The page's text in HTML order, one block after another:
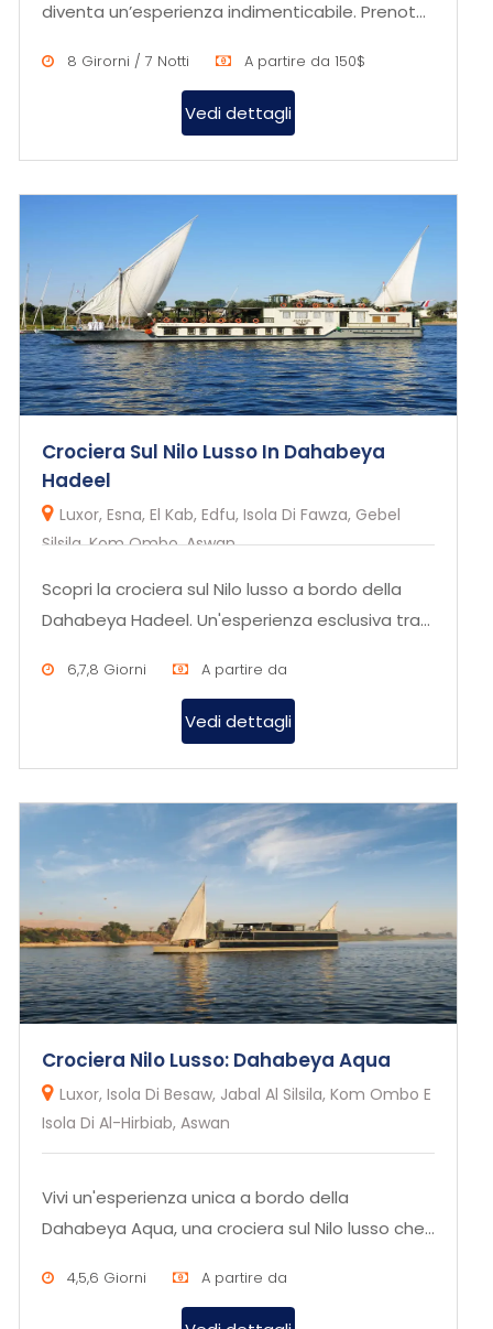
diventa un’esperienza indimenticabile. Prenota
8 Girorni / 7 Notti A partire da 150$
Vedi dettagli
Crociera Sul Nilo Lusso In Dahabeya
Hadeel
Luxor, Esna, El Kab, Edfu, Isola Di Fawza, Gebel
Silsila, Kom Ombo, Aswan
Scopri la crociera sul Nilo lusso a bordo della
Dahabeya Hadeel. Un'esperienza esclusiva tra
6,7,8 Giorni A partire da
Vedi dettagli
Crociera Nilo Lusso: Dahabeya Aqua
Luxor, Isola Di Besaw, Jabal Al Silsila, Kom Ombo E
Isola Di Al-Hirbiab, Aswan
Vivi un'esperienza unica a bordo della
Dahabeya Aqua, una crociera sul Nilo lusso che
4,5,6 Giorni A partire da